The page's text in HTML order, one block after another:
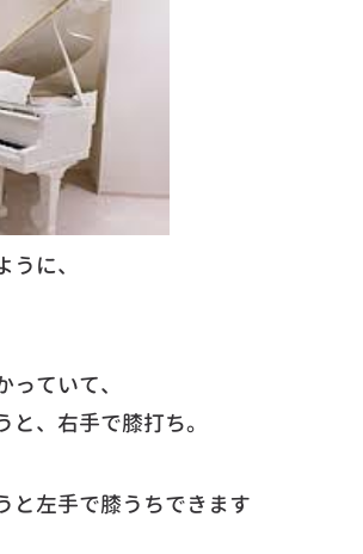
に、
ていて、
と、右手で膝打ち。
と左手で膝うちできます